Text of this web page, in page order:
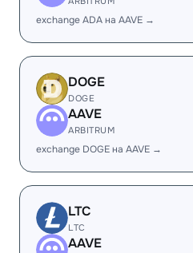
exchange ADA на AAVE →
DOGE
DOGE
AAVE
ARBITRUM
exchange DOGE на AAVE →
LTC
LTC
AAVE